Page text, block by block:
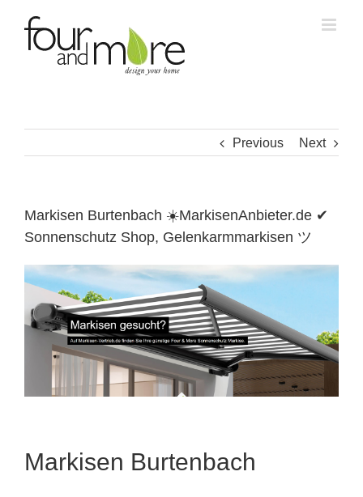
content
Previous Next
Markisen Burtenbach ☀️MarkisenAnbieter.de ✔
Sonnenschutz Shop, Gelenkarmmarkisen ツ
Markisen Burtenbach